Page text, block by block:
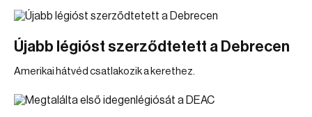
Újabb légióst szerződtetett a Debrecen
Amerikai hátvéd csatlakozik a kerethez.